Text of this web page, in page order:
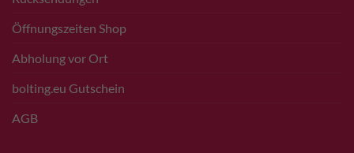
Öffnungszeiten Shop
Abholung vor Ort
bolting.eu Gutschein
AGB